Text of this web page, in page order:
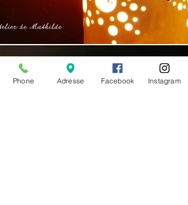
Phone Adresse Facebook Instagram